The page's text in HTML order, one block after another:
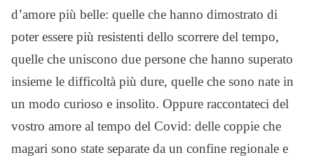
d’amore più belle: quelle che hanno dimostrato di
poter essere più resistenti dello scorrere del tempo,
quelle che uniscono due persone che hanno superato
insieme le difficoltà più dure, quelle che sono nate in
un modo curioso e insolito. Oppure raccontateci del
vostro amore al tempo del Covid: delle coppie che
magari sono state separate da un confine regionale e